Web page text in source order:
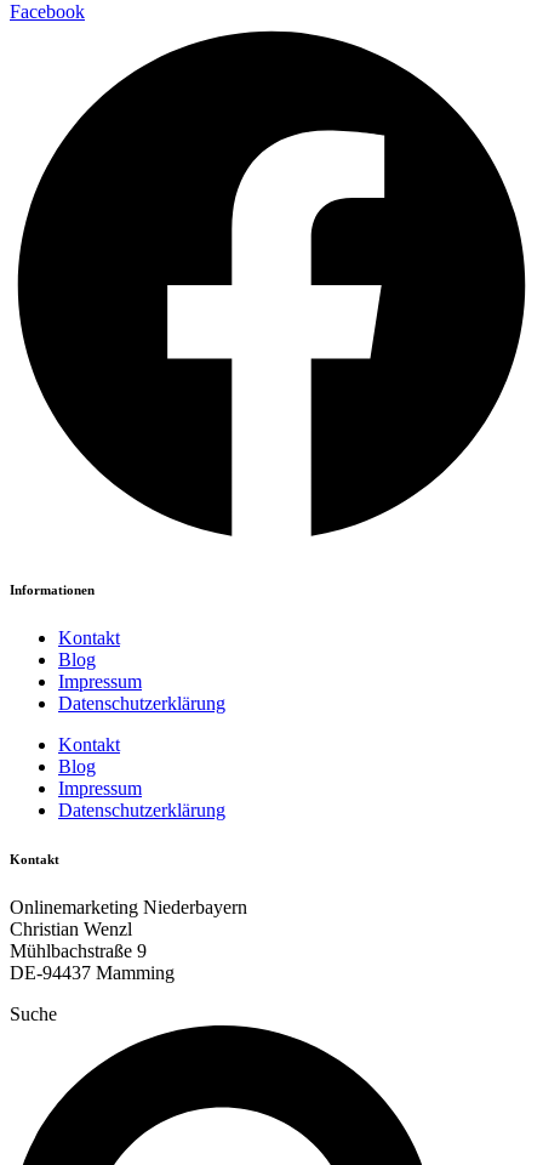
Facebook
Informationen
Kontakt
Blog
Impressum
Datenschutzerklärung
Kontakt
Blog
Impressum
Datenschutzerklärung
Kontakt
Onlinemarketing Niederbayern
Christian Wenzl
Mühlbachstraße 9
DE-94437 Mamming
Suche